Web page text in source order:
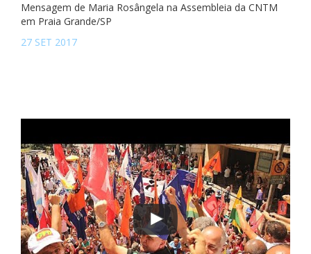
Mensagem de Maria Rosângela na Assembleia da CNTM
em Praia Grande/SP
27 SET 2017